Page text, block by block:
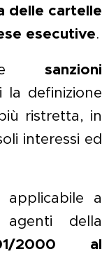
delle cartelle
esecutive.
sanzioni
definizione
ristretta, in
interessi ed
applicabile a
della
2000 al